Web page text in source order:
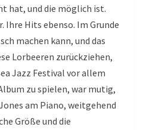
hat, und die möglich ist.
Ihre Hits ebenso. Im Grunde
machen kann, und das
Lorbeeren zurückziehen,
Jazz Festival vor allem
zu spielen, war mutig,
am Piano, weitgehend
Größe und die